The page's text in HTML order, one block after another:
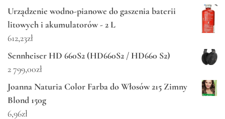
Urządzenie wodno-pianowe do gaszenia baterii
litowych i akumulatorów - 2 L
612,23zł
Sennheiser HD 660S2 (HD660S2 / HD660 S2)
2 799,00zł
Joanna Naturia Color Farba do Włosów 215 Zimny
Blond 150g
6,96zł